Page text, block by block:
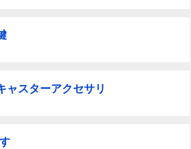
ャスターアクセサリ